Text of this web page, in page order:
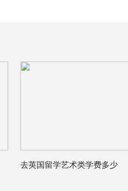
去英国留学艺术类学费多少